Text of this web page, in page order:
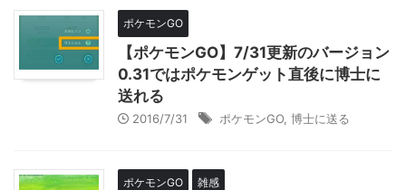
ポケモンGO
【ポケモンGO】7/31更新のバージョン
0.31ではポケモンゲット直後に博士に
送れる
2016/7/31 ポケモンGO 博士に送る
ポケモンGO 雑感